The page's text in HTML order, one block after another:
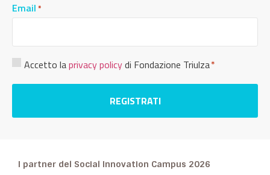
Email *
Consenso
Accetto laprivacy policydi Fondazione Triulza*
I partner del Social Innovation Campus 2026